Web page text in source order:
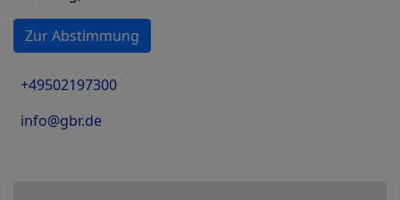
Zur Abstimmung
+49502197300
info@gbr.de